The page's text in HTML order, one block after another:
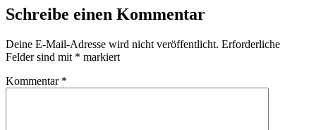
Schreibe einen Kommentar
Deine E-Mail-Adresse wird nicht veröffentlicht. Erforderliche
Felder sind mit * markiert
Kommentar *